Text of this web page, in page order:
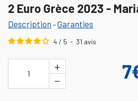
2 Euro Grèce 2023 -
Description -Garanties
4 / 5 - 31 avis
1
+
−